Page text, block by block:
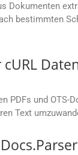
bestimmten
und
Text